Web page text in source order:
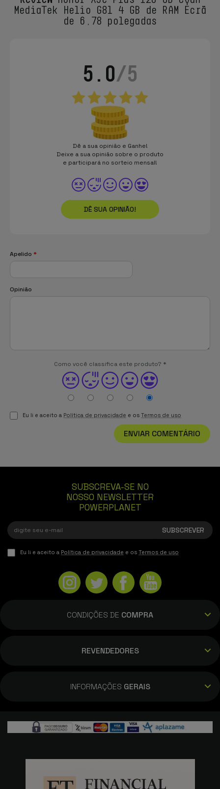
MediaTek Helio G81 4 GB de RAM Ecrã
de 6,78 polegadas
5.0/5
Dê a sua opinião e Ganhe!
Deixe a sua opinião sobre o produto
e participará no sorteio mensal!
DÊ SUA OPINIÃO!
Apelido *
Opinião
Como você classifica este produto? *
Eu li e aceito a Política de privacidade e os Termos de uso
ENVIAR COMENTÁRIO
SUBSCREVA-SE NO
NOSSO NEWSLETTER
POWERPLANET
Eu li e aceito a Política de privacidade e os Termos de uso
CONDIÇÕES DE COMPRA
REVENDEDORES
INFORMAÇÕES GERAIS